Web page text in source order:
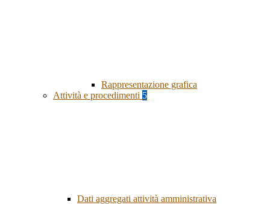
Rappresentazione grafica
Attività e procedimenti 5
Dati aggregati attività amministrativa